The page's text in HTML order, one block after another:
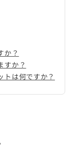
か？
すか？
トは何ですか？